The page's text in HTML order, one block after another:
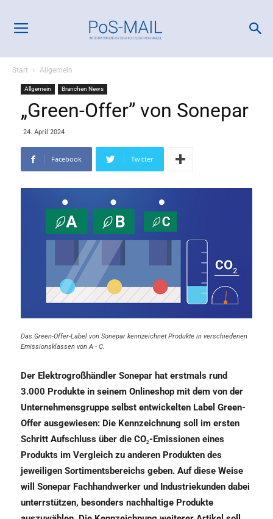
Start Allgemein
Allgemein Branchen News
„Green-Offer” von Sonepar
24. April 2024
Facebook Twitter
Das Green-Offer-Label von Sonepar kennzeichnet Produkte in verschiedenen
Emissionsklassen von A - C.
Der Elektrogroßhändler Sonepar hat erstmals rund
3.000 Produkte in seinem Onlineshop mit dem von der
Unternehmensgruppe selbst entwickelten Label Green-
Offer ausgewiesen: Die Kennzeichnung soll im ersten
Schritt Aufschluss über die CO₂-Emissionen eines
Produkts im Vergleich zu anderen Produkten des
jeweiligen Sortimentsbereichs geben. Auf diese Weise
will Sonepar Fachhandwerker und Industriekunden dabei
unterrstützen, besonders nachhaltige Produkte